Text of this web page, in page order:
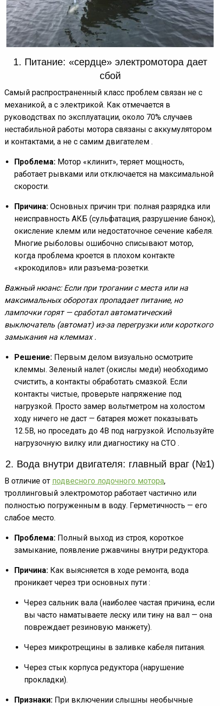
1. Питание: «сердце» электромотора дает
сбой
Самый распространенный класс проблем связан не с
механикой, а с электрикой. Как отмечается в
руководствах по эксплуатации, около 70% случаев
нестабильной работы мотора связаны с аккумулятором
и контактами, а не с самим двигателем .
Проблема: Мотор «клинит», теряет мощность,
работает рывками или отключается на максимальной
скорости.
Причина:Основных причин три: полная разрядка или
неисправность АКБ (сульфатация, разрушение банок),
окисление клемм или недостаточное сечение кабеля.
Многие рыболовы ошибочно списывают мотор,
когда проблема кроется в плохом контакте
«крокодилов» или разъема-розетки.
Важный нюанс: Если при трогании с места или на
максимальных оборотах пропадает питание, но
лампочки горят — сработал автоматический
выключатель (автомат) из-за перегрузки или короткого
замыкания на клеммах .
Решение: Первым делом визуально осмотрите
клеммы. Зеленый налет (окислы меди) необходимо
счистить, а контакты обработать смазкой. Если
контакты чистые, проверьте напряжение под
нагрузкой. Просто замер вольтметром на холостом
ходу ничего не даст — батарея может показывать
12.5В, но проседать до 4В под нагрузкой. Используйте
нагрузочную вилку или диагностику на СТО .
2. Вода внутри двигателя: главный враг (№1)
В отличие от подвесного лодочного мотора,
троллинговый электромотор работает частично или
полностью погруженным в воду. Герметичность — его
слабое место.
Проблема: Полный выход из строя, короткое
замыкание, появление ржавчины внутри редуктора.
Причина: Как выясняется в ходе ремонта, вода
проникает через три основных пути :
Через сальник вала (наиболее частая причина, если
вы часто наматываете леску или тину на вал — она
повреждает резиновую манжету).
Через микротрещины в заливке кабеля питания.
Через стык корпуса редуктора (нарушение
прокладки).
Признаки:При включении слышны необычные